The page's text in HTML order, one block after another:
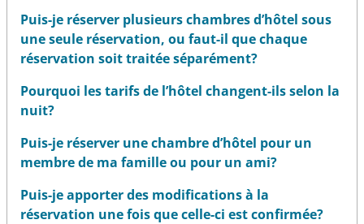
Puis-je réserver plusieurs chambres d’hôtel sous
une seule réservation, ou faut-il que chaque
réservation soit traitée séparément?
Pourquoi les tarifs de l’hôtel changent-ils selon la
nuit?
Puis-je réserver une chambre d’hôtel pour un
membre de ma famille ou pour un ami?
Puis-je apporter des modifications à la
réservation une fois que celle-ci est confirmée?